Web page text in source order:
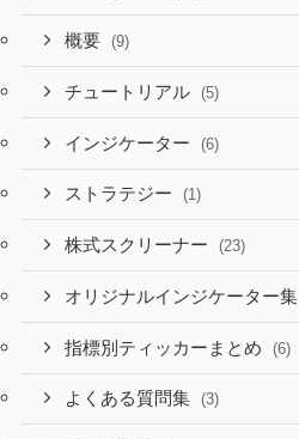
概要 (9)
チュートリアル (5)
インジケーター (6)
ストラテジー (1)
株式スクリーナー (23)
オリジナルインジケーター集
指標別ティッカーまとめ (6)
よくある質問集 (3)